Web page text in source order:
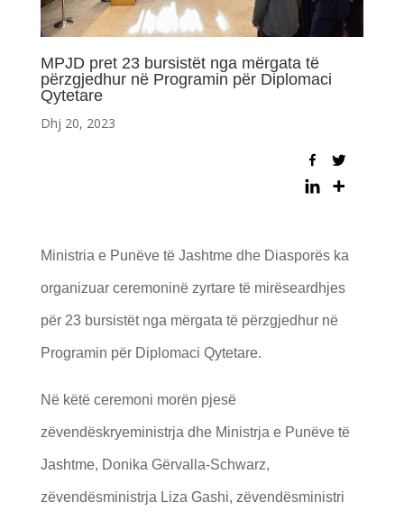
MPJD pret 23 bursistët nga mërgata të
përzgjedhur në Programin për Diplomaci
Qytetare
Dhj 20, 2023
Ministria e Punëve të Jashtme dhe Diasporës ka
organizuar ceremoninë zyrtare të mirëseardhjes
për 23 bursistët nga mërgata të përzgjedhur në
Programin për Diplomaci Qytetare.
Në këtë ceremoni morën pjesë
zëvendëskryeministrja dhe Ministrja e Punëve të
Jashtme, Donika Gërvalla-Schwarz,
zëvendësministrja Liza Gashi, zëvendësministri